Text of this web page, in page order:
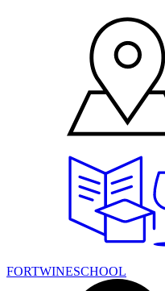
FORTWINESCHOOL